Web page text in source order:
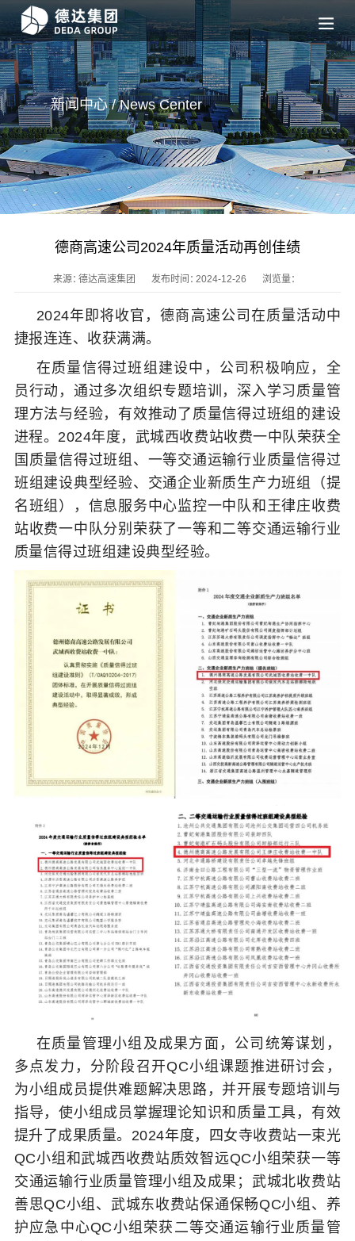
新闻中心 / NewsCenter
德商高速公司2024年质量活动再创佳绩
来源：德达高速集团 发布时间：2024-12-26 浏览量：
2024年即将收官，德商高速公司在质量活动中
捷报连连、收获满满。
在质量信得过班组建设中，公司积极响应，全
员行动，通过多次组织专题培训，深入学习质量管
理方法与经验，有效推动了质量信得过班组的建设
进程。2024年度，武城西收费站收费一中队荣获全
国质量信得过班组、一等交通运输行业质量信得过
班组建设典型经验、交通企业新质生产力班组（提
名班组），信息服务中心监控一中队和王律庄收费
站收费一中队分别荣获了一等和二等交通运输行业
质量信得过班组建设典型经验。
在质量管理小组及成果方面，公司统筹谋划，
多点发力，分阶段召开QC小组课题推进研讨会，
为小组成员提供难题解决思路，并开展专题培训与
指导，使小组成员掌握理论知识和质量工具，有效
提升了成果质量。2024年度，四女寺收费站一束光
QC小组和武城西收费站质效智远QC小组荣获一等
交通运输行业质量管理小组及成果；武城北收费站
善思QC小组、武城东收费站保通保畅QC小组、养
护应急中心QC小组荣获二等交通运输行业质量管